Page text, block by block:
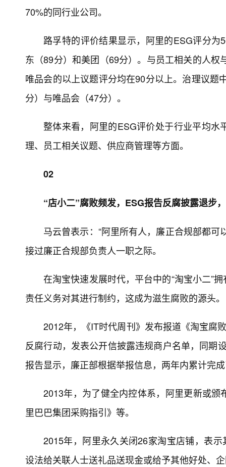
70%的同行业公司。
路孚特的评价结果显示，阿里的ESG评分
东（89分）和美团（69分）。与员工相关的人
唯品会的以上议题评分均在90分以上。治理议
分）与唯品会（47分）。
整体来看，阿里的ESG评价处于行业平均
理、员工相关议题、供应商管理等方面。
02
“店小二”腐败频发，ESG报告反腐披露退步
马云曾表示：“阿里所有人，廉正合规部都
接过廉正合规部负责人一职之际。
在淘宝快速发展时代，平台中的“淘宝小二”
责任义务对其进行制约，这成为滋生腐败的源头。
2012年，《IT时代周刊》发布报道《淘宝腐
反腐行动，发表公开信披露违规商户名单，同
报告显示，廉正部根据举报信息，两年内累计完
2013年，为了健全内控体系，阿里更新或
里巴巴集团采购指引》等。
2015年，阿里永久关闭26家淘宝店铺，表
设法给关联人士送礼品送现金或给予其他好处、